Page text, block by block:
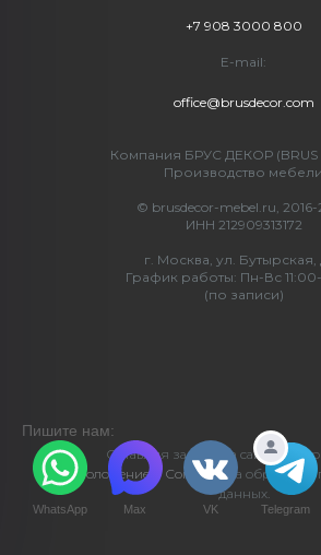
Компания БРУС ДЕКОР (BRUS
Производство мебели
© brusdecor-mebel.ru,
ИНН 212909313172
г. Москва, ул. Бутырская,
График работы: Пн-Вс
(по записи)
+7 908 3000 800
E-mail:
office@brusdecor.com
Оставляя заявку на сайте, Вы
Положение и Согласиена обработку
данных.
Пишите нам:
WhatsApp Max VK Telegram